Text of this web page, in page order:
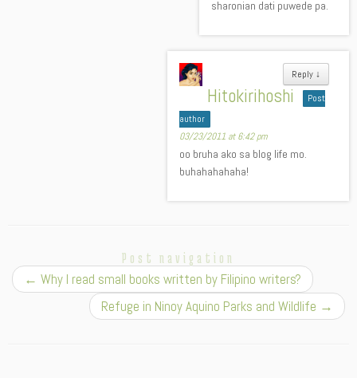
sharonian dati puwede pa.
Reply ↓
Hitokirihoshi
Post
author
03/23/2011 at 6:42 pm
oo bruha ako sa blog life mo.
buhahahahaha!
Post navigation
← Why I read small books written by Filipino writers?
Refuge in Ninoy Aquino Parks and Wildlife →